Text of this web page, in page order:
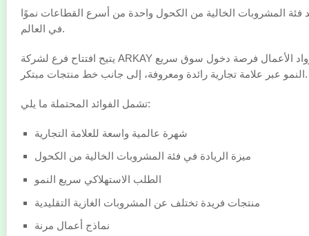
فئة المشروبات الخالية من الكحول واحدة من أسرع القطاعات نموًا
في العالم.
يتيح افتتاح فرع لشركة ARKAY لرواد الأعمال فرصة دخول سوق سريع
النمو عبر علامة تجارية رائدة ومعروفة، إلى جانب خط منتجات مبتكر.
تشمل الفوائد المحتملة ما يلي:
شهرة عالمية واسعة للعلامة التجارية
ميزة الريادة في فئة المشروبات الخالية من الكحول
الطلب الاستهلاكي سريع النمو
منتجات فريدة تختلف عن المشروبات الغازية التقليدية
نماذج أعمال مرنة